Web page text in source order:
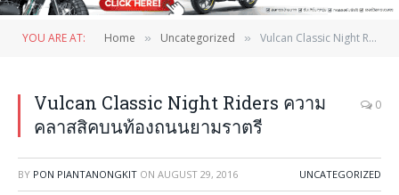
YOU ARE AT: Home » Uncategorized » Vulcan Classic Night Riders ความคลาสสิคบนท้องถนนยามราตรี
Vulcan Classic Night Riders ความ
คลาสสิคบนท้องถนนยามราตรี
0
BY PON PIANTANONGKIT ON AUGUST 29, 2016 UNCATEGORIZED